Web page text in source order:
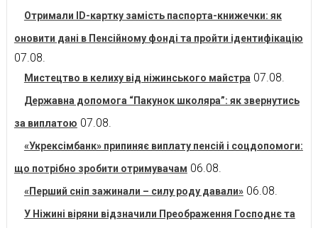
Отримали ID-картку замість паспорта-книжечки: як
оновити дані в Пенсійному фонді та пройти ідентифікацію
07.08.
Мистецтво в келиху від ніжинського майстра 07.08.
Державна допомога “Пакунок школяра”: як звернутись
за виплатою 07.08.
«Укрексімбанк» припиняє виплату пенсій і соцдопомоги:
що потрібно зробити отримувачам 06.08.
«Перший сніп зажинали – силу роду давали» 06.08.
У Ніжині віряни відзначили Преображення Господнє та